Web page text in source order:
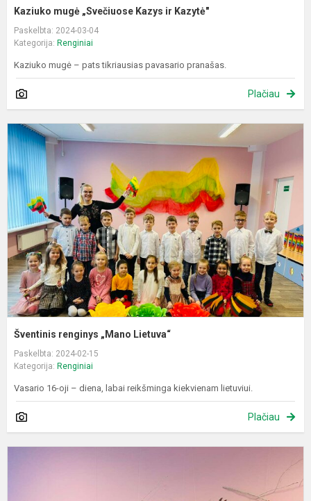
Kaziuko mugė „Svečiuose Kazys ir Kazytė"
Paskelbta: 2024-03-04
Kategorija: Renginiai
Kaziuko mugė – pats tikriausias pavasario pranašas.
Plačiau
Šventinis renginys „Mano Lietuva“
Paskelbta: 2024-02-15
Kategorija: Renginiai
Vasario 16-oji – diena, labai reikšminga kiekvienam lietuviui.
Plačiau